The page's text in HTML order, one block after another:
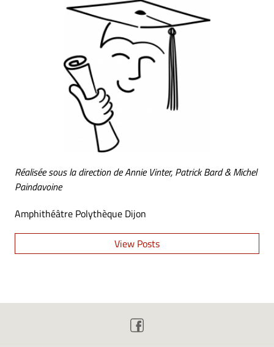
Réalisée sous la direction de Annie Vinter, Patrick Bard & Michel
Paindavoine
Amphithéâtre Polythèque Dijon
View Posts